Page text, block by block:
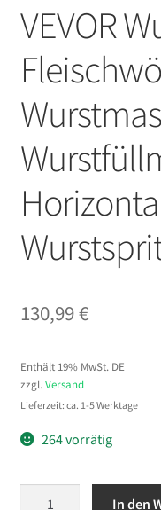
VEVOR
130,99€
Enthält 19% MwSt. DE
zzgl. Versand
Lieferzeit: ca. 1-5 Werktage
264 vorrätig
In den